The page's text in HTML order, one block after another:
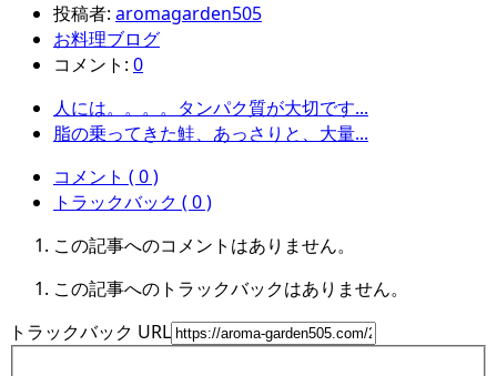
投稿者: aromagarden505
お料理ブログ
コメント: 0
人には。。。。タンパク質が大切です...
脂の乗ってきた鮭、あっさりと、大量...
コメント ( 0 )
トラックバック ( 0 )
この記事へのコメントはありません。
この記事へのトラックバックはありません。
トラックバック URL